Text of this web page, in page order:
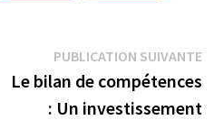
:
PUBLICATION SUIVANTE
Le bilan de compétences
: Un investissement